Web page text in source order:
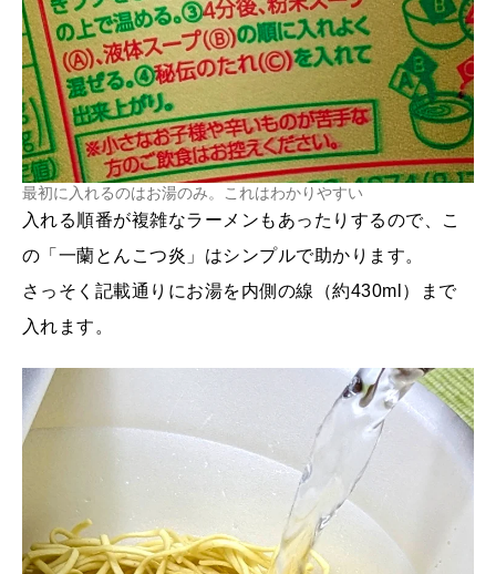
最初に入れるのはお湯のみ。これはわかりやすい
入れる順番が複雑なラーメンもあったりするので、こ
の「一蘭とんこつ炎」はシンプルで助かります。
さっそく記載通りにお湯を内側の線（約430ml）まで
入れます。